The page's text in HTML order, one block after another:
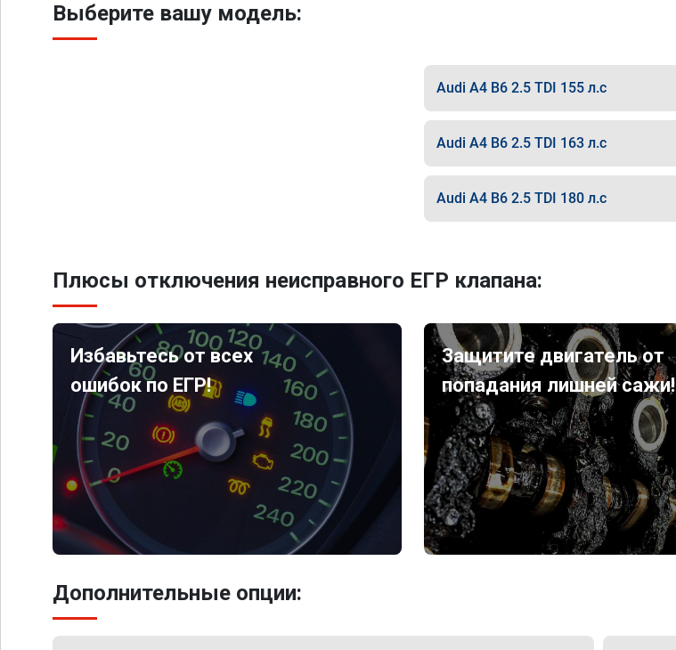
Выберите вашу модель:
Audi A4 B6 2.5 TDI 155 л.с
Audi A4 B6 2.5 TDI 163 л.с
Audi A4 B6 2.5 TDI 180 л.с
Плюсы отключения неисправного ЕГР клапана:
Избавьтесь от всех
ошибок по ЕГР!
Защитите двигатель от
попадания лишней сажи!
Дополнительные опции: